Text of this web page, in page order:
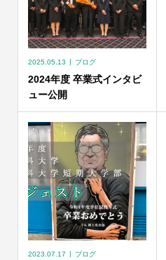
2025.05.13 ブログ
2024年度 卒業式インタビ
ュー公開
2023.07.17 ブログ